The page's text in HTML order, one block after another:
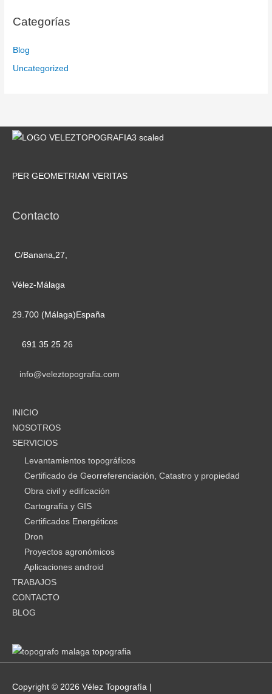
Categorías
Blog
Uncategorized
PER GEOMETRIAM VERITAS
Contacto
C/Banana,27,
Vélez-Málaga
29.700 (Málaga)España
691 35 25 26
info@veleztopografia.com
INICIO
NOSOTROS
SERVICIOS
Levantamientos topográficos
Certificado de Georreferenciación, Catastro y propiedad
Obra civil y edificación
Cartografía y GIS
Certificados Energéticos
Dron
Proyectos agronómicos
Aplicaciones android
TRABAJOS
CONTACTO
BLOG
Copyright © 2026 Vélez Topografía